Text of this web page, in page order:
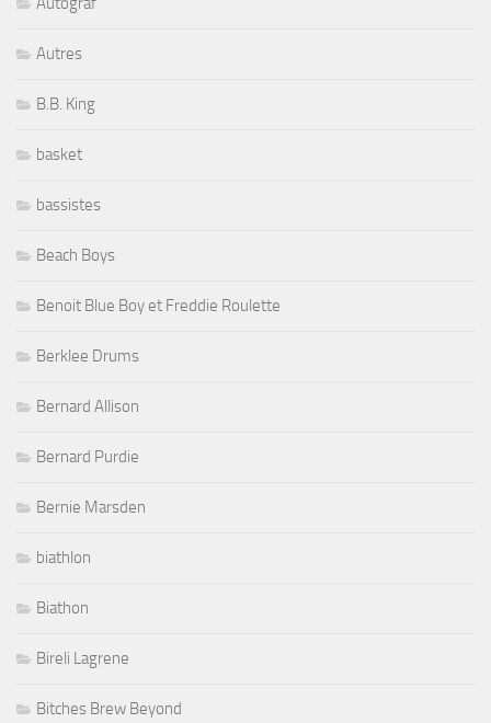
Autres
B.B. King
basket
bassistes
Beach Boys
Benoit Blue Boy et Freddie Roulette
Berklee Drums
Bernard Allison
Bernard Purdie
Bernie Marsden
biathlon
Biathon
Bireli Lagrene
Bitches Brew Beyond